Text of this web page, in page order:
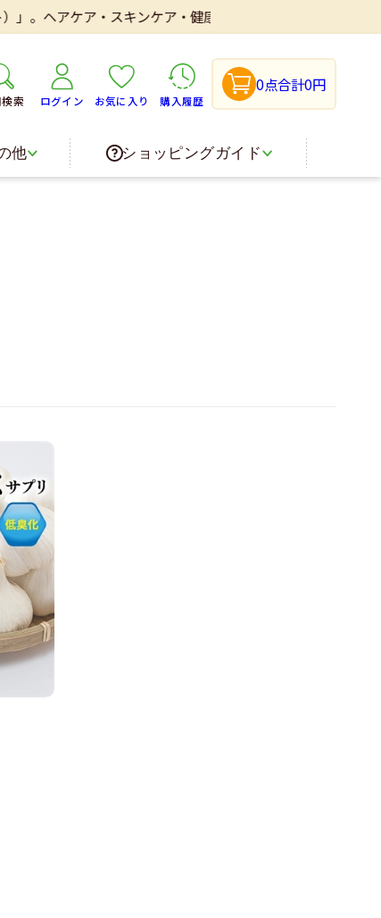
アケア・スキンケア・健康食品・医薬品などを取り扱いし
索 ログイン お気に入り 購入履歴
0点合計0円
他 ショッピングガイド